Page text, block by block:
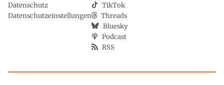
Datenschutz
Datenschutzeinstellungen
TikTok
Threads
Bluesky
Podcast
RSS